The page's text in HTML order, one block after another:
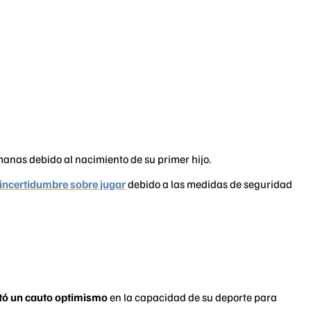
debido al nacimiento de su primer hijo.
sobre jugardebido a las medidas de seguridad
un cauto optimismoen la capacidad de su deporte para